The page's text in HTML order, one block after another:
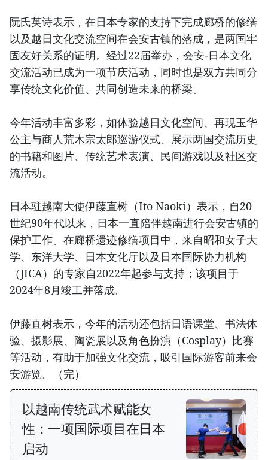
阮氏英诗表示，在日本专家的支持下完成廊桥的修缮
以及越日文化交流空间在会安古镇的落成，是两国牢
固友好关系的证明。经过22届举办，会安-日本文化
交流活动已成为一项节庆活动，同时也是双方共同分
享传统文化价值、共同创造未来的桥梁。
今年活动丰富多彩，如体验越日文化空间、再现玉华
公主与商人荒木宗太郎巡游仪式、展示两国交流历史
的书籍和图片、传统艺术表演、民间游戏以及社区交
流活动。
日本驻越南大使伊藤直树（Ito Naoki）表示，自20
世纪90年代以来，日本一直陪伴越南进行会安古镇的
保护工作。在廊桥遗迹修缮项目中，来自昭和女子大
学、东洋大学、日本文化厅以及日本国际协力机构
（JICA）的专家自2022年起参与支持；该项目于
2024年8月竣工并落成。
伊藤直树表示，今年的活动还包括日语课堂、书法体
验、摄影展、陶瓷展以及角色扮演（Cosplay）比赛
等活动，有助于加强文化交流，吸引国际游客前来会
安游览。（完）
以越南传统武术赋能女
性：一项国际项目在日本
启动